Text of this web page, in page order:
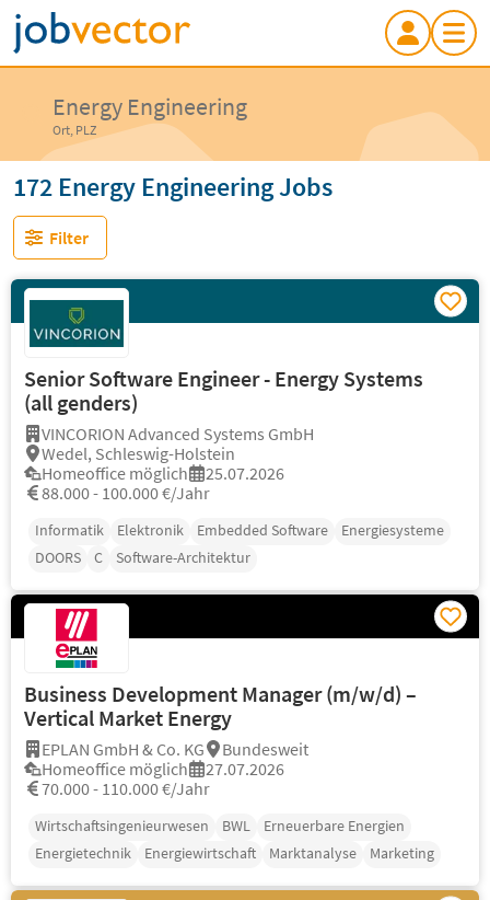
Energy Engineering
Ort, PLZ
172 Energy Engineering Jobs
Filter
Senior Software Engineer - Energy Systems
(all genders)
VINCORION Advanced Systems GmbH
Wedel, Schleswig-Holstein
Homeoffice möglich
25.07.2026
88.000 - 100.000 €/Jahr
Informatik Elektronik Embedded Software
Energiesysteme
DOORS
C Software-Architektur
Business Development Manager (m/w/d) –
Vertical Market Energy
EPLAN GmbH & Co. KG
Bundesweit
Homeoffice möglich
27.07.2026
70.000 - 110.000 €/Jahr
Wirtschaftsingenieurwesen BWL
Erneuerbare Energien
Energietechnik
Energiewirtschaft Marktanalyse Marketing